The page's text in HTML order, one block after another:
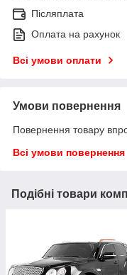
Післяплата
Оплата на рахунок
Всі умови оплати
Умови повернення
Повернення товару
Всі умови повернення
Подібні товари